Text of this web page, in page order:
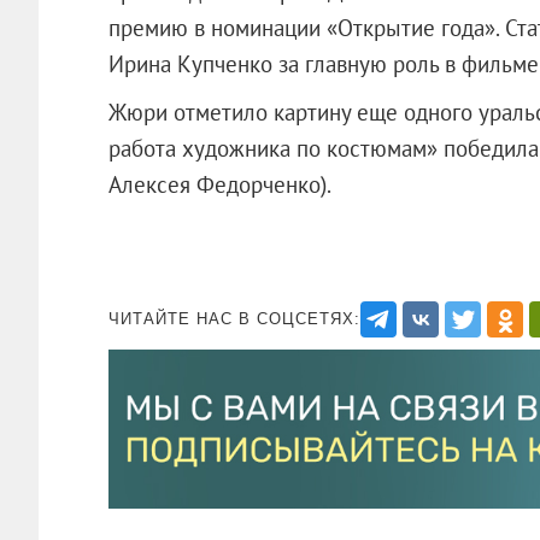
премию в номинации «Открытие года».
Ирина Купченко за главную роль в
Жюри отметило картину еще одного
работа художника по костюмам»
Алексея Федорченко).
ЧИТАЙТЕ НАС В СОЦСЕТЯХ: